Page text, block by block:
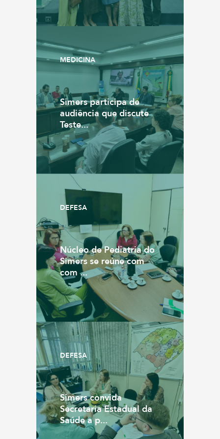
MEDICINA
Simers participa de
audiência que discute
Teste...
DEFESA
Núcleo de Pediatria do
Simers se reúne com
com ...
DEFESA
Simers convida
Secretaria Estadual da
Saúde a p...